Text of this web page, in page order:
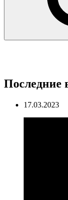
Последние
17.03.2023